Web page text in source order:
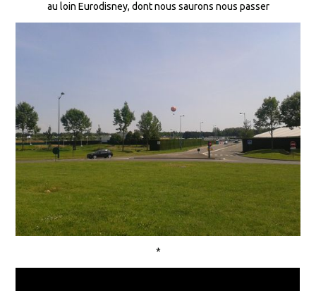
au loin Eurodisney, dont nous saurons nous passer
*